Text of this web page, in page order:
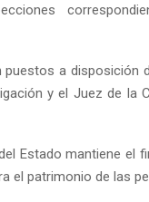
a disposición
y el Juez de la
Estado mantiene el
el patrimonio de las